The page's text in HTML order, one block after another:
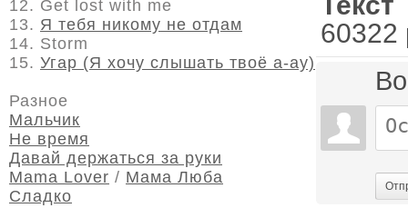
60322
12. Get lost with me
13. Я тебя никому не отдам
14. Storm
15. Угар (Я хочу слышать твоё а-ау)
Разное
Мальчик
Не время
Давай держаться за руки
Mama Lover / Мама Люба
Сладко